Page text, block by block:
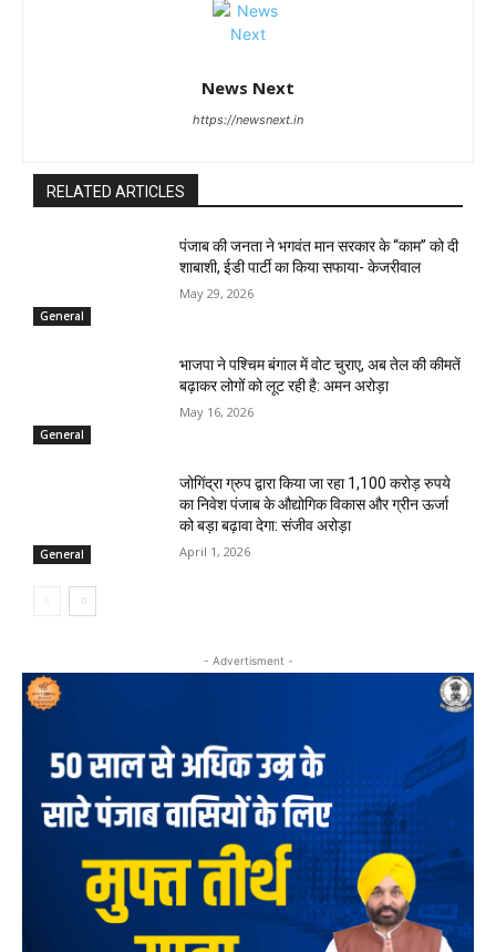
News Next
https://newsnext.in
RELATED ARTICLES
General
पंजाब की जनता ने भगवंत मान सरकार के ‘‘काम’’ को दी
शाबाशी, ईडी पार्टी का किया सफाया- केजरीवाल
May 29, 2026
General
भाजपा ने पश्चिम बंगाल में वोट चुराए, अब तेल की कीमतें
बढ़ाकर लोगों को लूट रही है: अमन अरोड़ा
May 16, 2026
General
जोगिंद्रा ग्रुप द्वारा किया जा रहा 1,100 करोड़ रुपये
का निवेश पंजाब के औद्योगिक विकास और ग्रीन ऊर्जा
को बड़ा बढ़ावा देगा: संजीव अरोड़ा
April 1, 2026
- Advertisment -